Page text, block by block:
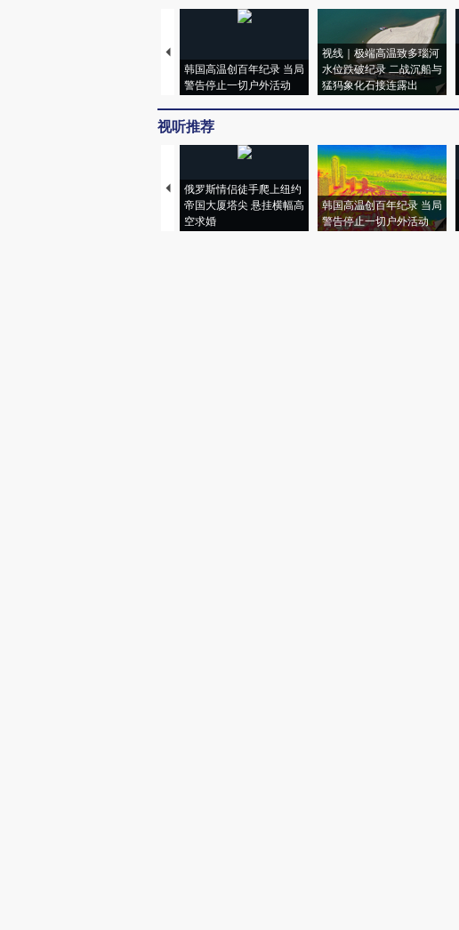
韩国高温创百年纪录 当局
警告停止一切户外活动
视线｜极端高温致多瑙河
水位跌破纪录 二战沉船与
猛犸象化石接连露出
视听推荐
俄罗斯情侣徒手爬上纽约
帝国大厦塔尖 悬挂横幅高
空求婚
韩国高温创百年纪录 当局
警告停止一切户外活动